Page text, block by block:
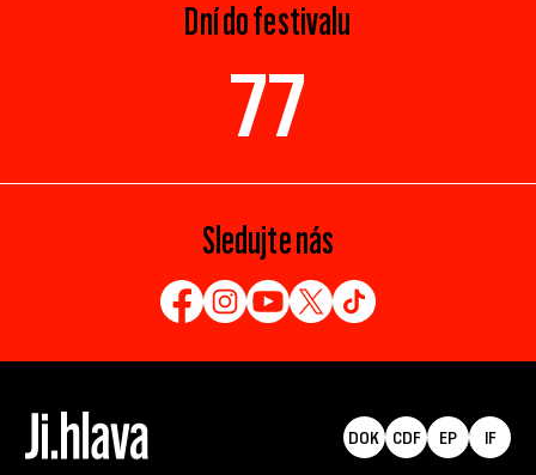
Dní do festivalu
77
Sledujte nás
DOK CDF EP IF